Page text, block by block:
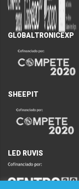
GLOBALTRONICEXP
SHEEPIT
LED RUVIS